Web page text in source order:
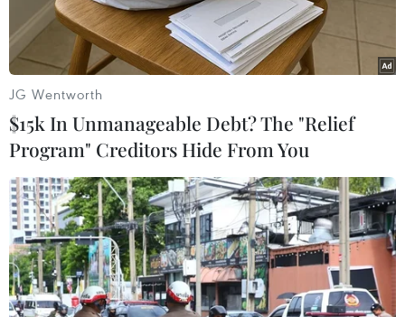
dân.
Các đại biểu cắt băng khánh thành tượng đài "Công an nhân
JG Wentworth
$15k In Unmanageable Debt? The "Relief
Program" Creditors Hide From You